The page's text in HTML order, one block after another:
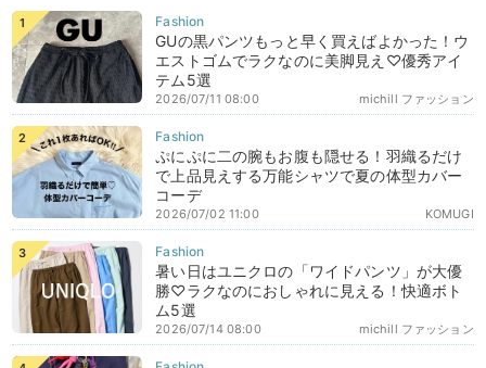
GUの黒パンツもっと早く買えばよかった！ウ
エストゴムでラクなのに美脚見え♡優秀アイ
テム5選
michill ファッション
2026/07/11 08:00
ぷにぷに二の腕もお腹も隠せる！羽織るだけ
で上品見えする万能シャツで夏の体型カバー
コーデ
KOMUGI
2026/07/02 11:00
暑い日はユニクロの「ワイドパンツ」が大優
勝♡ラクなのにおしゃれに見える！快適ボト
ム5選
michill ファッション
2026/07/14 08:00